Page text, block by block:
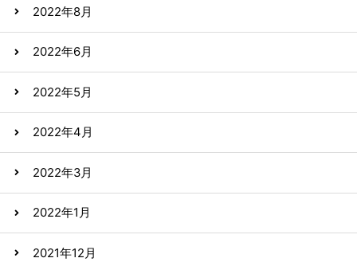
2022年8月
2022年6月
2022年5月
2022年4月
2022年3月
2022年1月
2021年12月